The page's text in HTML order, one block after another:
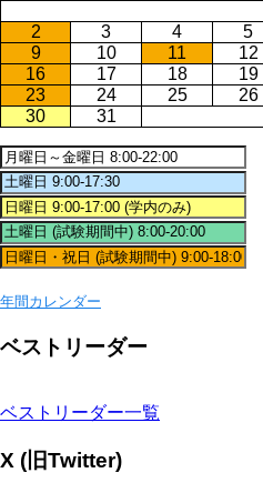
2
3 4 5
9
10 11 12
16
17 18 19
23
24 25 26
30
31
年間カレンダー
ベストリーダー
ベストリーダー一覧
X (旧Twitter)